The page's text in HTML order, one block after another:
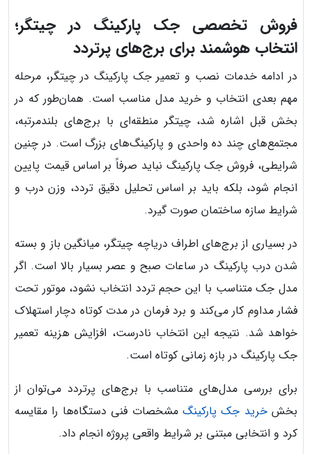
فروش تخصصی جک پارکینگ در چیتگر؛
انتخاب هوشمند برای برج‌های پرتردد
در ادامه خدمات نصب و تعمیر جک پارکینگ در چیتگر، مرحله
مهم بعدی انتخاب و خرید مدل مناسب است. همان‌طور که در
بخش قبل اشاره شد، چیتگر منطقه‌ای با برج‌های بلندمرتبه،
مجتمع‌های چند ده واحدی و پارکینگ‌های بزرگ است. در چنین
شرایطی، فروش جک پارکینگ نباید صرفاً بر اساس قیمت پایین
انجام شود، بلکه باید بر اساس تحلیل دقیق تردد، وزن درب و
شرایط سازه ساختمان صورت گیرد.
در بسیاری از برج‌های اطراف دریاچه چیتگر، میانگین باز و بسته
شدن درب پارکینگ در ساعات صبح و عصر بسیار بالا است. اگر
مدل جک متناسب با این حجم تردد انتخاب نشود، موتور تحت
فشار مداوم کار می‌کند و برد فرمان در مدت کوتاه دچار استهلاک
خواهد شد. نتیجه این انتخاب نادرست، افزایش هزینه تعمیر
جک پارکینگ در بازه زمانی کوتاه است.
برای بررسی مدل‌های متناسب با برج‌های پرتردد می‌توان از
بخشخرید جک پارکینگ مشخصات فنی دستگاه‌ها را مقایسه
کرد و انتخابی مبتنی بر شرایط واقعی پروژه انجام داد.